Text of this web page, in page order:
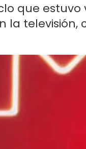
que estuvo
la televisión,